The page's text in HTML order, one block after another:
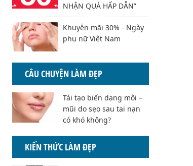
NHẬN QUÀ HẤP DẪN”
Khuyễn mãi 30% - Ngày
phụ nữ Việt Nam
CÂU CHUYỆN LÀM ĐẸP
Tái tạo biến dạng môi –
mũi do sẹo sau tai nạn
có khó không?
KIẾN THỨC LÀM ĐẸP